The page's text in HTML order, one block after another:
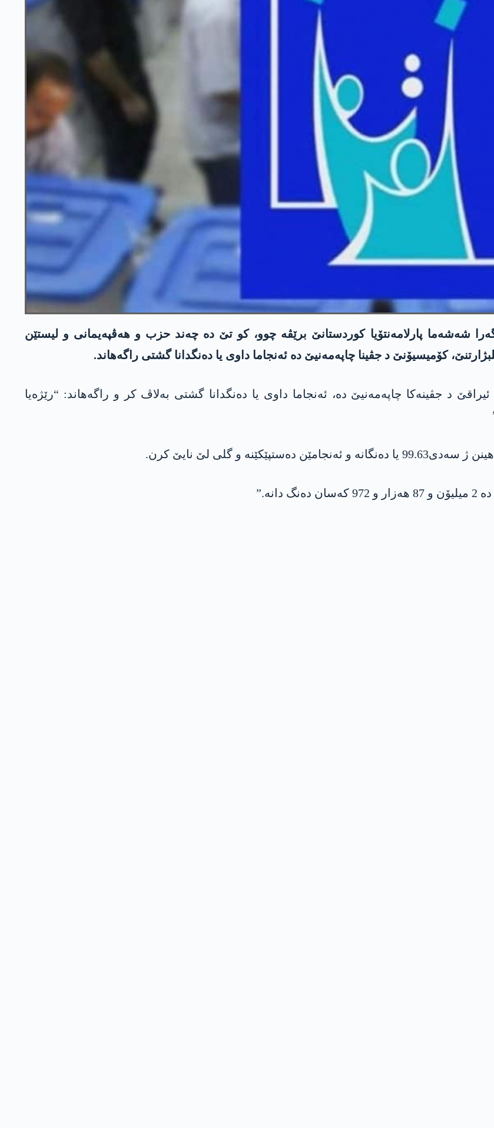
شەشەما پارلامەنتۆیا کوردستانێ برێڤە چوو، کو تێ دە چەند حزب و ھەڤپەیمانی و لیستێن
ئیراقێ د جڤینەکا چاپەمەنیێ دە، ئەنجاما داوی یا دەنگدانا گشتی بەلاڤ کر و راگەھاند: “رێژەیا
و گلی لێ نایێ کرن.